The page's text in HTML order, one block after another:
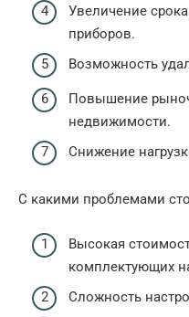
Увеличение
приборов.
Возможность
Повышение
недвижимости.
Снижение
С какими проблемами
Высокая
комплектующих
Сложность